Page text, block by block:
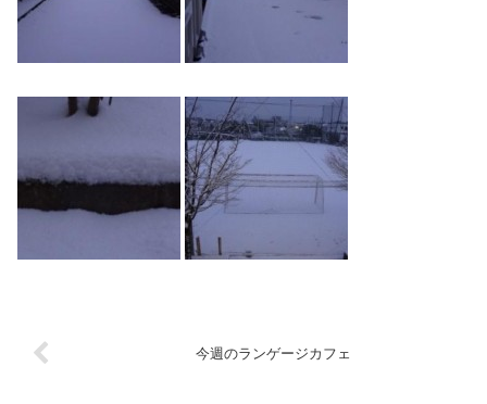
今週のランゲージカフェ